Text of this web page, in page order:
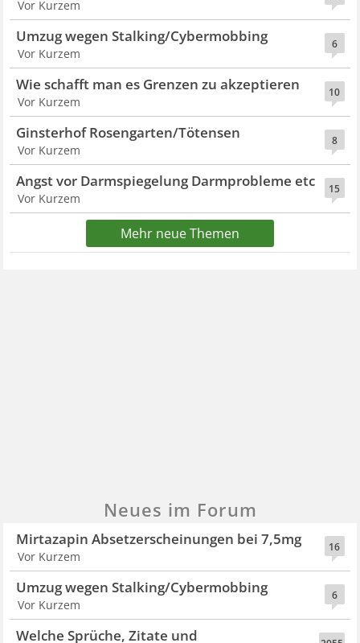
Vor Kurzem
6
Umzug wegen Stalking/Cybermobbing
Vor Kurzem
10
Wie schafft man es Grenzen zu akzeptieren
Vor Kurzem
8
Ginsterhof Rosengarten/Tötensen
Vor Kurzem
15
Angst vor Darmspiegelung Darmprobleme etc
Vor Kurzem
Mehr neue Themen
Neues im Forum
16
Mirtazapin Absetzerscheinungen bei 7,5mg
Vor Kurzem
6
Umzug wegen Stalking/Cybermobbing
Vor Kurzem
Welche Sprüche, Zitate und